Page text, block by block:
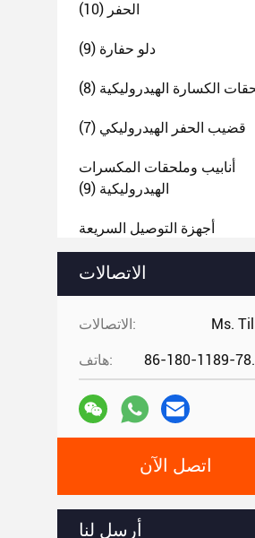
الحفر (10)
دلو حفارة (9)
الكسارة الهيدروليكية (8)
قضيب الحفر الهيدروليكي (7)
أنابيب وملحقات المكسرات
الهيدروليكية (9)
أجهزة التوصيل السريعة
والإكسسوارات للحفر(108)
مرفق الحفرة المستعمل(5)
الاتصالات
الاتصالات: Ms.
هاتف: 86-
اتصل الآن
أرسل لنا